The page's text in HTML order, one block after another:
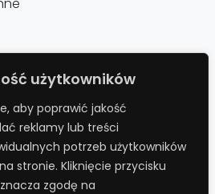
użytkowników
aby poprawić jakość
reklamy lub treści
potrzeb użytkowników
stronie. Kliknięcie przycisku
zgodę na
gwarancji
o kolejne 12
na stronie.